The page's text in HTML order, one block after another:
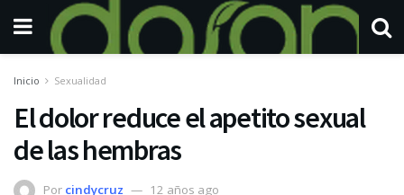
Inicio Sexualidad
El dolor reduce el apetito sexual
de las hembras
Por cindycruz 12 años ago